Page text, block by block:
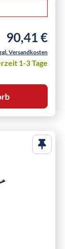
Regulärer
90,41 €
Versandkosten
1-3 Tage